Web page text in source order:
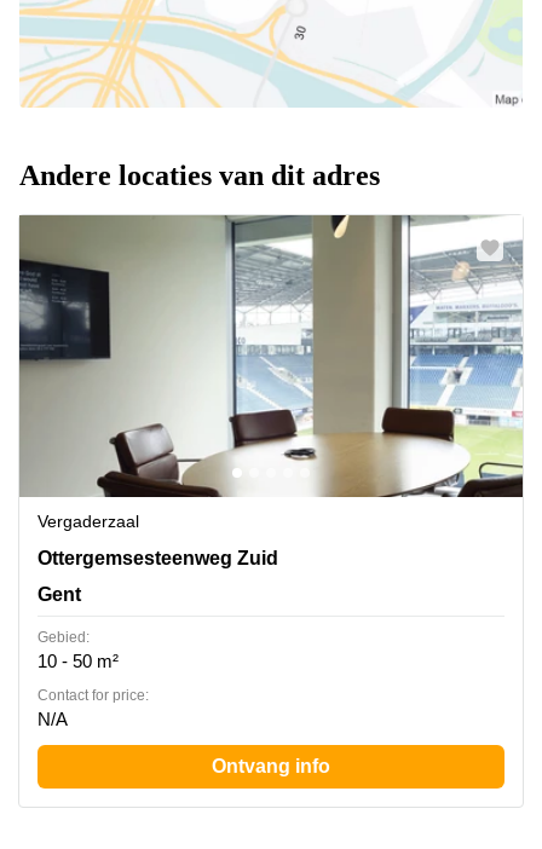
Andere locaties van dit adres
Vergaderzaal
Ghelamco Arena Ottergemsesteenweg-Zuid 808 b300 ,
Ottergemsesteenweg Zuid
Gent
Gebied:
10 - 50 m²
Contact for price:
N/A
Ontvang info